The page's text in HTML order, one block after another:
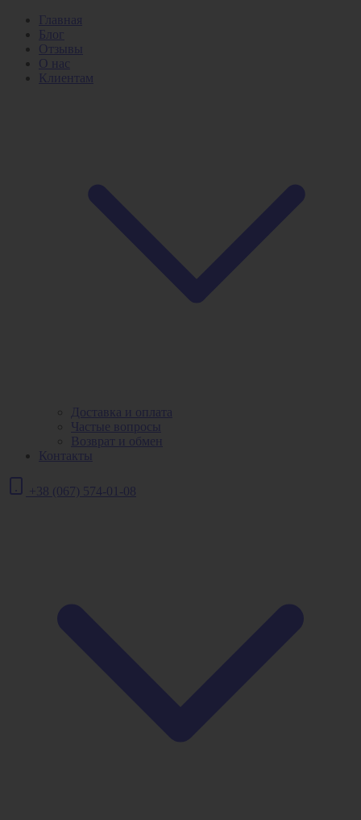
Главная
Блог
Отзывы
О нас
Клиентам
Доставка и оплата
Частые вопросы
Возврат и обмен
Контакты
+38 (067) 574-01-08